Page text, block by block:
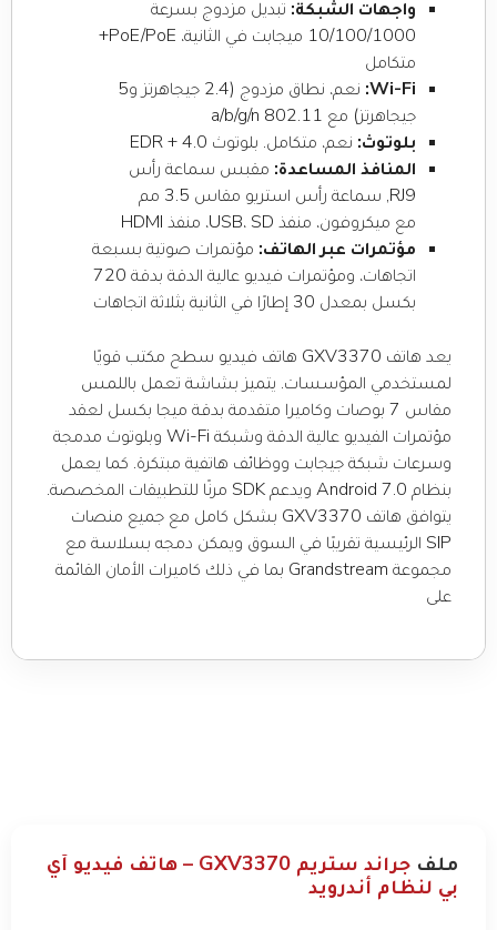
واجهات الشبكة: تبديل مزدوج بسرعة
10/100/1000 ميجابت في الثانية، PoE/PoE+
متكامل
Wi-Fi:
نعم، نطاق مزدوج (2.4 جيجاهرتز و5
جيجاهرتز) مع 802.11 a/b/g/n
بلوتوث: نعم، متكامل. بلوتوث 4.0 + EDR
المنافذ المساعدة: مقبس سماعة رأس
RJ9, سماعة رأس استريو مقاس 3.5 مم
مع ميكروفون، منفذ USB، SD، منفذ HDMI
مؤتمرات عبر الهاتف: مؤتمرات صوتية بسبعة
اتجاهات، ومؤتمرات فيديو عالية الدقة بدقة 720
بكسل بمعدل 30 إطارًا في الثانية بثلاثة اتجاهات
يعد هاتف GXV3370 هاتف فيديو سطح مكتب قويًا
لمستخدمي المؤسسات. يتميز بشاشة تعمل باللمس
مقاس 7 بوصات وكاميرا متقدمة بدقة ميجا بكسل لعقد
مؤتمرات الفيديو عالية الدقة وشبكة Wi-Fi وبلوتوث مدمجة
وسرعات شبكة جيجابت ووظائف هاتفية مبتكرة. كما يعمل
بنظام Android 7.0 ويدعم SDK مرنًا للتطبيقات المخصصة.
يتوافق هاتف GXV3370 بشكل كامل مع جميع منصات
SIP الرئيسية تقريبًا في السوق ويمكن دمجه بسلاسة مع
مجموعة Grandstream بما في ذلك كاميرات الأمان القائمة
على
ملف
جراند ستريم GXV3370 – هاتف فيديو آي
بي لنظام أندرويد